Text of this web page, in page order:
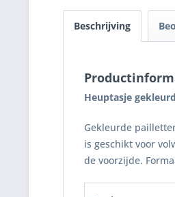
Beschrijving
Heuptasje
Gekleurde
is geschikt voor
de voorzijde.